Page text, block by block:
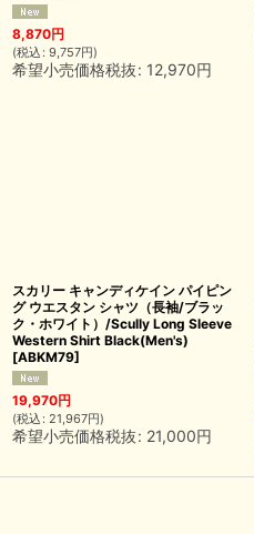
8,870円
(税込 : 9,757円)
希望小売価格税抜: 12,970円
スカリー キャンディケイン パイピン
グ ウエスタン シャツ（長袖/ブラッ
ク・ホワイト）/Scully Long Sleeve
Western Shirt Black(Men's)
[ABKM79]
19,970円
(税込 : 21,967円)
希望小売価格税抜: 21,000円